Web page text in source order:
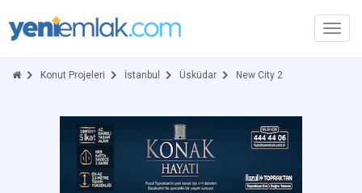
Konut Projeleri İstanbul Üsküdar New City 2